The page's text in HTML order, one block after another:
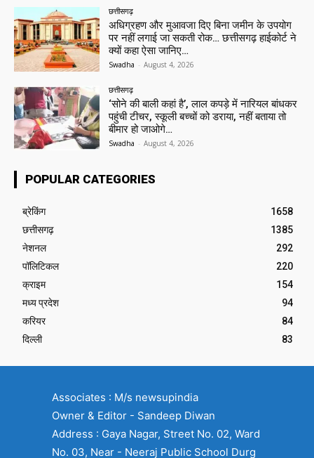
छत्तीसगढ़
अधिग्रहण और मुआवजा दिए बिना जमीन के उपयोग
पर नहीं लगाई जा सकती रोक… छत्तीसगढ़ हाईकोर्ट ने
क्यों कहा ऐसा जानिए…
Swadha - August 4, 2026
छत्तीसगढ़
‘सोने की बाली कहां है’, लाल कपड़े में नारियल बांधकर
पहुंची टीचर, स्कूली बच्चों को डराया, नहीं बताया तो
बीमार हो जाओगे…
Swadha - August 4, 2026
POPULAR CATEGORIES
ब्रेकिंग
1658
छत्तीसगढ़
1385
नेशनल
292
पॉलिटिकल
220
क्राइम
154
मध्य प्रदेश
94
करियर
84
दिल्ली
83
Associates : M/s newsupindia
Owner & Editor - Sandeep Diwan
Address : Gaya Nagar, Street No. 02, Ward
No. 03, Near - Neeraj Public School Durg